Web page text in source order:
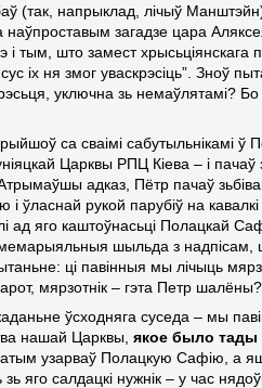
(так, напрыклад, лічыў
наўпроставым загадзе цара
тым, што замест хрысьціянскага
іх ня змог уваскрэсіць”. Зноў
уключна зь немаўлятамі? Бо
са сваімі сабутыльнікамі
Царквы РПЦ Кіева – і
адказ, Пётр пачаў
ўласнай рукой парубіў на
яго каштоўнасьці Полацкай
мемарыяльныя шыльда з
ці павінныя мы лічыць
мярзотнік – гэта Петр
ўсходняга суседа – мы
нашай Царквы,якое было тады
узарваў Полацкую Сафію, а
яго салдацкі нужнік – у час